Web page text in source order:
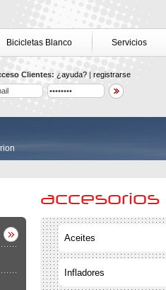
Bicicletas Blanco Servicios
Clientes: ¿ayuda? | registrarse
accesorios
Aceites
Infladores